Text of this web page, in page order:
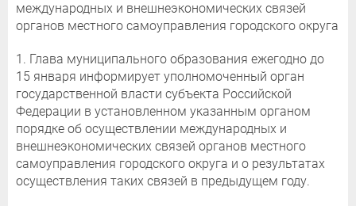
международных и внешнеэкономических связей
органов местного самоуправления городского округа
1. Глава муниципального образования ежегодно до
15 января информирует уполномоченный орган
государственной власти субъекта Российской
Федерации в установленном указанным органом
порядке об осуществлении международных и
внешнеэкономических связей органов местного
самоуправления городского округа и о результатах
осуществления таких связей в предыдущем году.